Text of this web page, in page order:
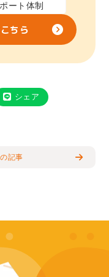
ート体制
ちら
シェア
記事